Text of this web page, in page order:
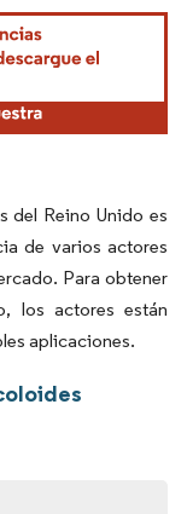
según CC BY 4.0.
del Reino Unido es
de varios actores
Para obtener
los actores están
aplicaciones.